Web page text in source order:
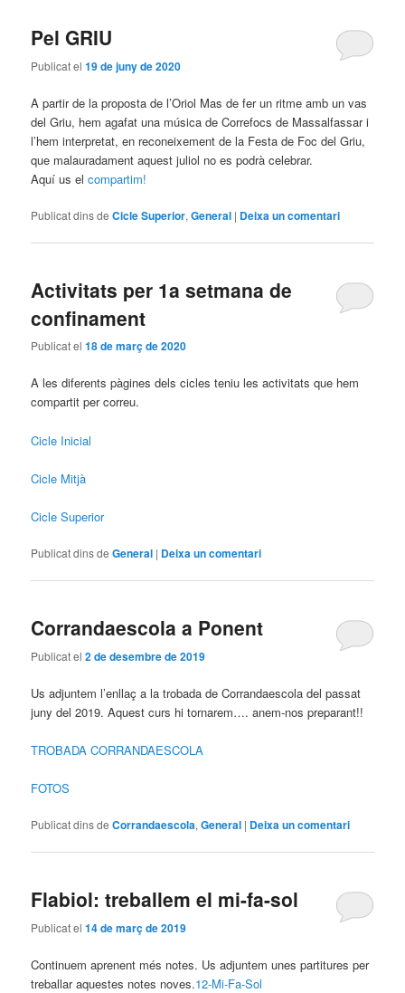
Pel GRIU
Publicat el19 de juny de 2020
A partir de la proposta de l’Oriol Mas de fer un ritme amb un vas
del Griu, hem agafat una música de Correfocs de Massalfassar i
l’hem interpretat, en reconeixement de la Festa de Foc del Griu,
que malauradament aquest juliol no es podrà celebrar.
Aquí us elcompartim!
Publicat dins de Cicle Superior,General | Deixa un comentari
Activitats per 1a setmana de
confinament
Publicat el18 de març de 2020
A les diferents pàgines dels cicles teniu les activitats que hem
compartit per correu.
Cicle Inicial
Cicle Mitjà
Cicle Superior
Publicat dins de General | Deixa un comentari
Corrandaescola a Ponent
Publicat el2 de desembre de 2019
Us adjuntem l’enllaç a la trobada de Corrandaescola del passat
juny del 2019. Aquest curs hi tornarem…. anem-nos preparant!!
TROBADA CORRANDAESCOLA
FOTOS
Publicat dins de Corrandaescola,General | Deixa un comentari
Flabiol: treballem el mi-fa-sol
Publicat el14 de març de 2019
Continuem aprenent més notes. Us adjuntem unes partitures per
treballar aquestes notes noves.12-Mi-Fa-Sol